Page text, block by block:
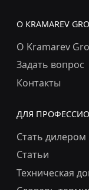
О КRAMAREV
О Kramarev
Задать вопрос
Контакты
ДЛЯ
Стать дилером
Статьи
Техническая